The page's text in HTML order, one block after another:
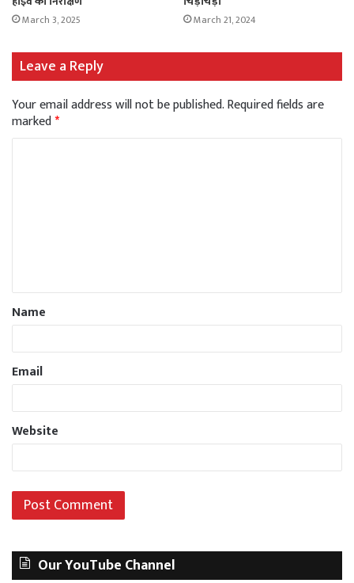
March 3, 2025 March 21, 2024
Leave a Reply
Your email address will not be published.Required fields are
marked*
Name
Email
Website
Our YouTube Channel